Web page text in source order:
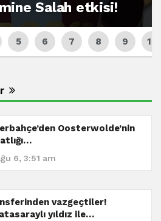
Salah etkisi!
Oosterwolde’nin
6, 3:51 am
vazgeçtiler!
yıldız ile…